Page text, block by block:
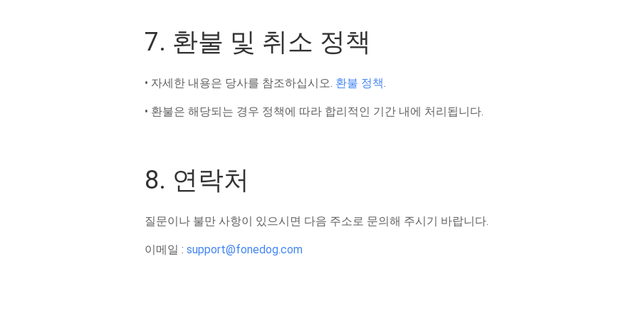
7. 환불 및 취소 정책
• 자세한 내용은 당사를 참조하십시오. 환불 정책.
• 환불은 해당되는 경우 정책에 따라 합리적인 기간 내에 처리됩니다.
8. 연락처
질문이나 불만 사항이 있으시면 다음 주소로 문의해 주시기 바랍니다.
이메일 : support@fonedog.com